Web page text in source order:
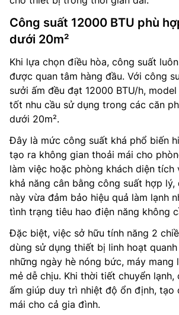
Công suất 12000 BTU phù
dưới 20m²
Khi lựa chọn điều hòa, công suất
được quan tâm hàng đầu. Với công
sưởi ấm đều đạt 12000 BTU/h,
tốt nhu cầu sử dụng trong các căn
dưới 20m².
Đây là mức công suất khá phổ biến
tạo ra không gian thoải mái cho
làm việc hoặc phòng khách diện tích
khả năng cân bằng công suất hợp lý,
này vừa đảm bảo hiệu quả làm lạnh
tình trạng tiêu hao điện năng không
Đặc biệt, việc sở hữu tính năng 2
dùng sử dụng thiết bị linh hoạt quanh
những ngày hè nóng bức, máy mang
mẻ dễ chịu. Khi thời tiết chuyển lạnh,
ấm giúp duy trì nhiệt độ ổn định, tạo
mái cho cả gia đình.